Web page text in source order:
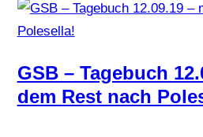
GSB – Tagebuch
dem Rest nach